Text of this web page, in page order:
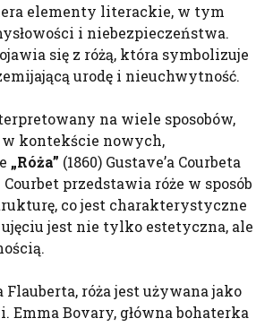
elementy literackie, w tym
i niebezpieczeństwa.
się z różą, która symbolizuje
urodę i nieuchwytność.
na wiele sposobów,
kontekście nowych,
„Róża” (1860) Gustave’a Courbeta
przedstawia róże w sposób
co jest charakterystyczne
jest nie tylko estetyczna, ale
Flauberta, róża jest używana jako
Emma Bovary, główna bohaterka